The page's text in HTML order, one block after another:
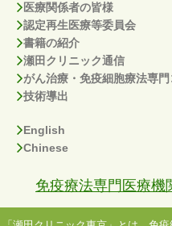
医療関係者の皆様
認定再生医療等委員会
書籍の紹介
瀬田クリニック通信
がん治療・免疫細胞療法専門
技術導出
English
Chinese
免疫療法専門医療機